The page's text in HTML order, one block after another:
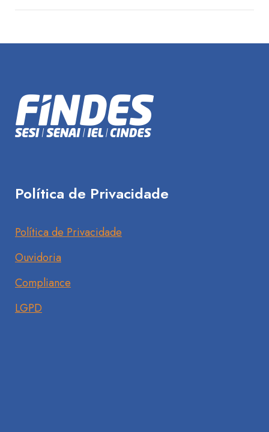
Política de Privacidade
Política de Privacidade
Ouvidoria
Compliance
LGPD